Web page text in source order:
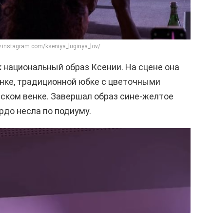
kseniya_luginya_lov/
образ Ксении. На сцене она
традиционной юбке с цветочными
венке. Завершал образ сине-желтое
несла по подиуму.